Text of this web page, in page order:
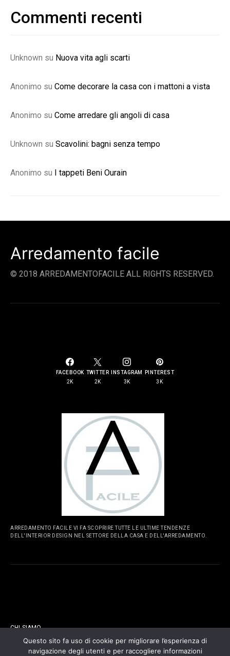
Commenti recenti
Unknown su Nuova vita agli scarti
Anonimo su Come decorare la casa con i mattoni a vista
Anonimo su Come arredare gli angoli di casa
Unknown su Scavolini: bagni senza tempo
Anonimo su I tappeti Beni Ourain
Arredamento facile
© 2018 ARREDAMENTOFACILE ALL RIGHTS RESERVED.
FACEBOOK
2K
TWITTER
2K
INSTAGRAM
3K
PINTEREST
3K
ARREDAMENTO FACILE VI FA SCOPRIRE TUTTE LE ULTIME TENDENZE
DELL'INTERIOR DESIGN NEL SETTORE DELLA CASA E DELL'ARREDAMENTO.
CHI SIAMO
CONTATTI
Questo sito fa uso di cookie per migliorare l’esperienza di
navigazione degli utenti e per raccogliere informazioni